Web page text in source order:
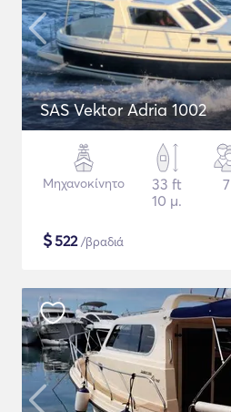
SAS Vektor Adria 1002
Μηχανοκίνητο
33 ft
10 μ.
7
$522/βραδιά